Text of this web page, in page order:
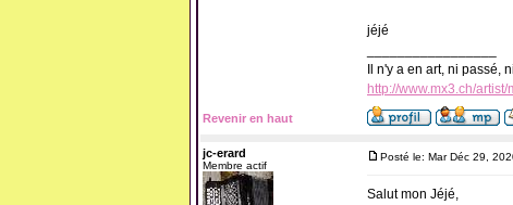
jéjé
Il n'y a en art, ni passé,
http://www.mx3.ch/
Revenir en haut
jc-erard
Membre actif
Posté le: Mar Déc 29,
Salut mon Jéjé,